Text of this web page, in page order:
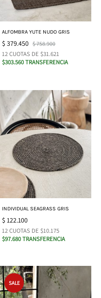
ALFOMBRA YUTE NUDO GRIS
$ 379.450 $758.900
12 CUOTAS DE $31.621
$303.560 TRANSFERENCIA
INDIVIDUAL SEAGRASS GRIS
$ 122.100
12 CUOTAS DE $10.175
$97.680 TRANSFERENCIA
SALE